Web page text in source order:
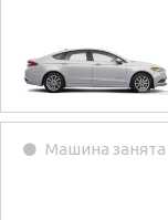
Машина занята